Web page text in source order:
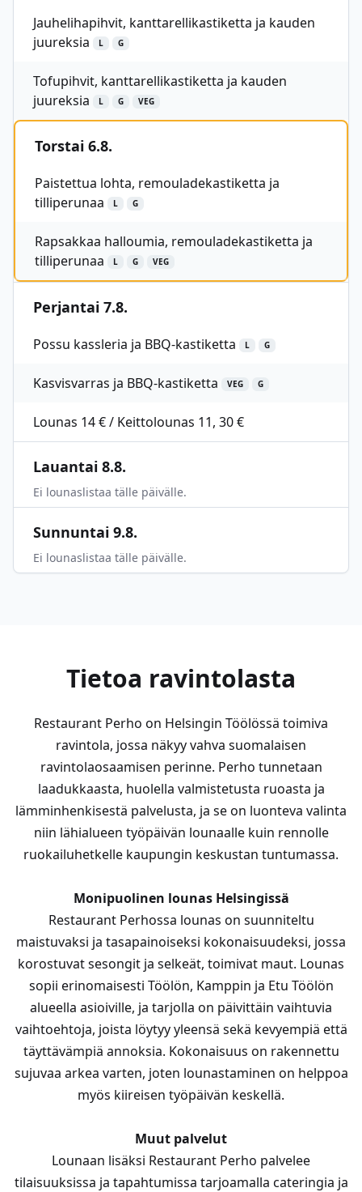
Jauhelihapihvit, kanttarellikastiketta ja kauden
juureksia
L G
Tofupihvit, kanttarellikastiketta ja kauden
juureksia
L G VEG
Torstai 6.8.
Paistettua lohta, remouladekastiketta ja
tilliperunaa
L G
Rapsakkaa halloumia, remouladekastiketta ja
tilliperunaa
L G VEG
Perjantai 7.8.
Possu kassleria ja BBQ-kastiketta L G
Kasvisvarras ja BBQ-kastiketta VEG G
Lounas 14 € / Keittolounas 11, 30 €
Lauantai 8.8.
Ei lounaslistaa tälle päivälle.
Sunnuntai 9.8.
Ei lounaslistaa tälle päivälle.
Tietoa ravintolasta
Restaurant Perho on Helsingin Töölössä toimiva
ravintola, jossa näkyy vahva suomalaisen
ravintolaosaamisen perinne. Perho tunnetaan
laadukkaasta, huolella valmistetusta ruoasta ja
lämminhenkisestä palvelusta, ja se on luonteva valinta
niin lähialueen työpäivän lounaalle kuin rennolle
ruokailuhetkelle kaupungin keskustan tuntumassa.
Monipuolinen lounas Helsingissä
Restaurant Perhossa lounas on suunniteltu
maistuvaksi ja tasapainoiseksi kokonaisuudeksi, jossa
korostuvat sesongit ja selkeät, toimivat maut. Lounas
sopii erinomaisesti Töölön, Kamppin ja Etu Töölön
alueella asioiville, ja tarjolla on päivittäin vaihtuvia
vaihtoehtoja, joista löytyy yleensä sekä kevyempiä että
täyttävämpiä annoksia. Kokonaisuus on rakennettu
sujuvaa arkea varten, joten lounastaminen on helppoa
myös kiireisen työpäivän keskellä.
Muut palvelut
Lounaan lisäksi Restaurant Perho palvelee
tilaisuuksissa ja tapahtumissa tarjoamalla cateringia ja